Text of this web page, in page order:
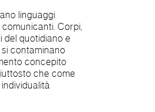
linguaggi
Corpi,
del quotidiano e
contaminano
concepito
che come